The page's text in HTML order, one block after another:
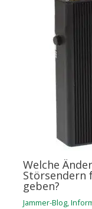
Welche
Störsendern
geben?
Jammer-Blog,